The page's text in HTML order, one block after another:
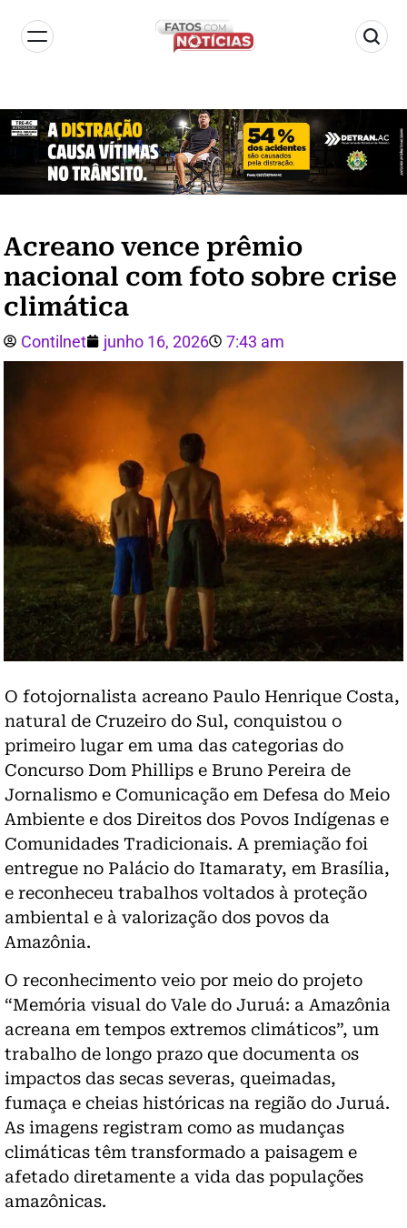
Acreano vence prêmio
nacional com foto sobre crise
climática
Contilnet junho 16, 2026 7:43 am
O fotojornalista acreano Paulo Henrique Costa,
natural de Cruzeiro do Sul, conquistou o
primeiro lugar em uma das categorias do
Concurso Dom Phillips e Bruno Pereira de
Jornalismo e Comunicação em Defesa do Meio
Ambiente e dos Direitos dos Povos Indígenas e
Comunidades Tradicionais. A premiação foi
entregue no Palácio do Itamaraty, em Brasília,
e reconheceu trabalhos voltados à proteção
ambiental e à valorização dos povos da
Amazônia.
O reconhecimento veio por meio do projeto
“Memória visual do Vale do Juruá: a Amazônia
acreana em tempos extremos climáticos”, um
trabalho de longo prazo que documenta os
impactos das secas severas, queimadas,
fumaça e cheias históricas na região do Juruá.
As imagens registram como as mudanças
climáticas têm transformado a paisagem e
afetado diretamente a vida das populações
amazônicas.